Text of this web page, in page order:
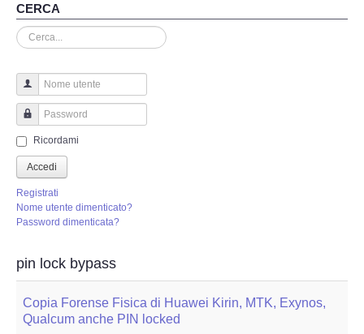
Perizia Dash Cam
Perizia Controllo lavoratori
Perizia Chat WhatsApp,Telegram
Perizia DVR
Perizia IoT e IIoT
Perizia Ransomware Malware
Perizia Incidente Stradale
CERCA
Cerca...
Nome utente
Password
Ricordami
Accedi
Registrati
Nome utente dimenticato?
Password dimenticata?
pin lock bypass
Copia Forense Fisica di Huawei Kirin, MTK, Exynos,
Qualcum anche PIN locked